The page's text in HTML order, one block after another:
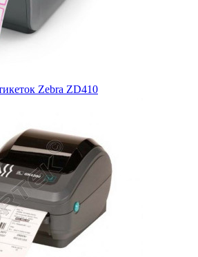
принтер для печати на